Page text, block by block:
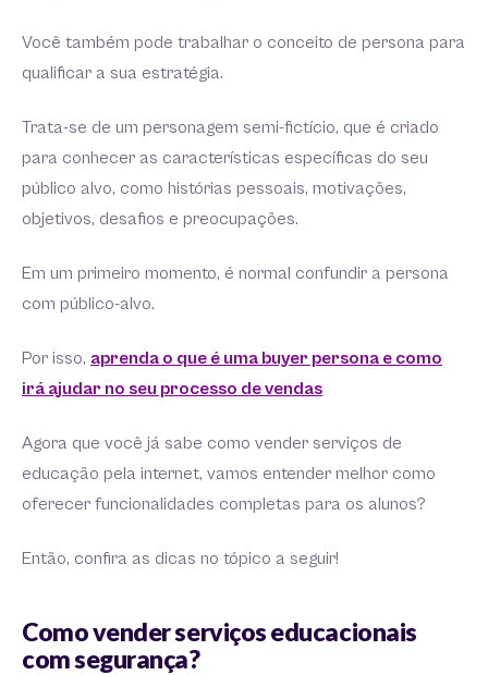
Você também pode trabalhar o conceito de persona para
qualificar a sua estratégia.
Trata-se de um personagem semi-fictício, que é criado
para conhecer as características específicas do seu
público alvo, como histórias pessoais, motivações,
objetivos, desafios e preocupações.
Em um primeiro momento, é normal confundir a persona
com público-alvo.
Por isso, aprenda o que é uma buyer persona e como
irá ajudar no seu processo de vendas
Agora que você já sabe como vender serviços de
educação pela internet, vamos entender melhor como
oferecer funcionalidades completas para os alunos?
Então, confira as dicas no tópico a seguir!
Como vender serviços educacionais
com segurança?